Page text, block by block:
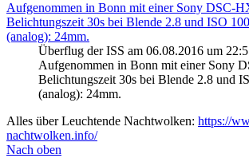
Überflug der ISS am 06.08.2016 um
Aufgenommen in Bonn mit einer Sony
Belichtungszeit 30s bei Blende 2.8 und
(analog): 24mm.
Alles über Leuchtende Nachtwolken: https://
nachtwolken.info/
Nach oben